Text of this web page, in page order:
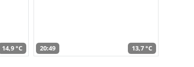
14,9 °C 20:49 13,7 °C